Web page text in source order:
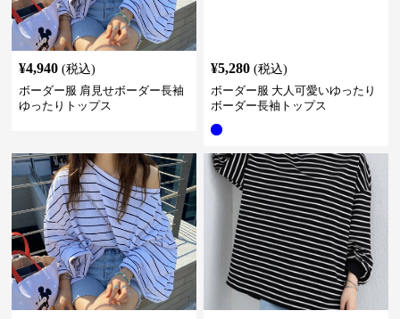
¥4,940 (税込)
ボーダー服 肩見せボーダー長袖
ゆったりトップス
¥5,280 (税込)
ボーダー服 大人可愛いゆったり
ボーダー長袖トップス